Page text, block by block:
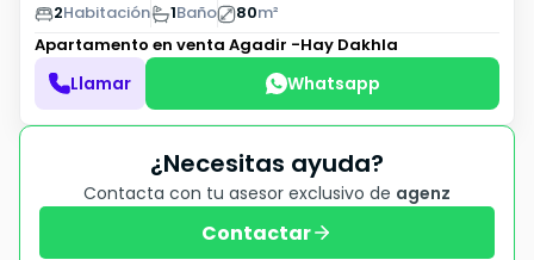
2Habitación 1Baño 80m²
Apartamento en venta Agadir -Hay Dakhla
Llamar Whatsapp
¿Necesitas ayuda?
Contacta con tu asesor exclusivo de agenz
Contactar